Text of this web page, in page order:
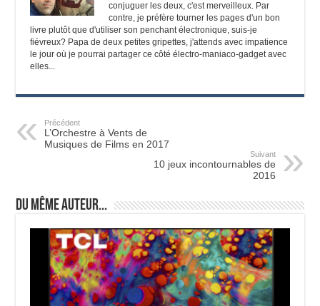
conjuguer les deux, c'est merveilleux. Par
contre, je préfère tourner les pages d'un bon
livre plutôt que d'utiliser son penchant électronique, suis-je
fiévreux? Papa de deux petites gripettes, j'attends avec impatience
le jour où je pourrai partager ce côté électro-maniaco-gadget avec
elles...
Précédent
L’Orchestre à Vents de
Musiques de Films en 2017
Suivant
10 jeux incontournables de
2016
Du même auteur...